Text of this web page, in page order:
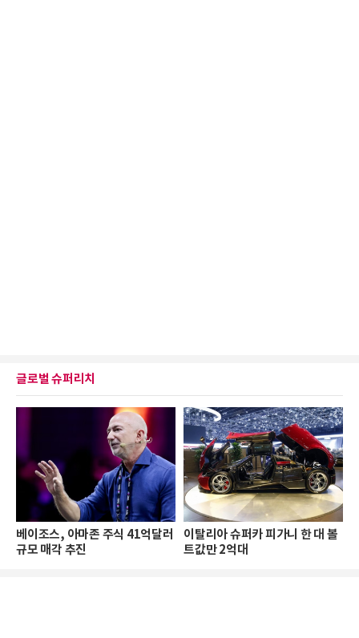
글로벌 슈퍼리치
베이조스, 아마존 주식 41억달러
규모 매각 추진
이탈리아 슈퍼카 피가니 한 대 볼
트값만 2억대